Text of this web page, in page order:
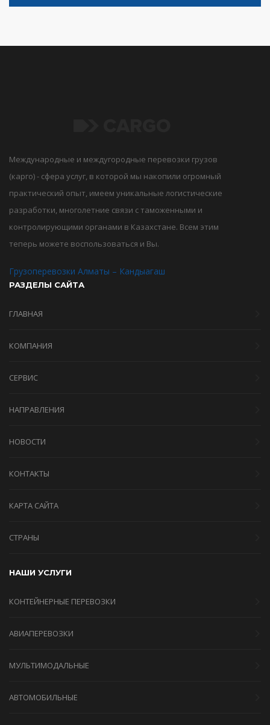
Международные и междугородные перевозки грузов
(карго) - сфера услуг, в которой мы накопили огромный
практический опыт, имеем уникальные логистические
разработки, многолетние связи с таможенными и
контролирующими органами в Казахстане. Всем этим
теперь можете воспользоваться и Вы.
Грузоперевозки Алматы – Кандыагаш
РАЗДЕЛЫ САЙТА
ГЛАВНАЯ
КОМПАНИЯ
СЕРВИС
НАПРАВЛЕНИЯ
НОВОСТИ
КОНТАКТЫ
КАРТА САЙТА
СТРАНЫ
НАШИ УСЛУГИ
КОНТЕЙНЕРНЫЕ ПЕРЕВОЗКИ
АВИАПЕРЕВОЗКИ
МУЛЬТИМОДАЛЬНЫЕ
АВТОМОБИЛЬНЫЕ